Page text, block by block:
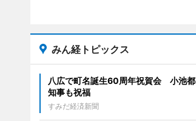
みん経トピックス
八広で町名誕生60周年祝賀会 小池都
知事も祝福
すみだ経済新聞